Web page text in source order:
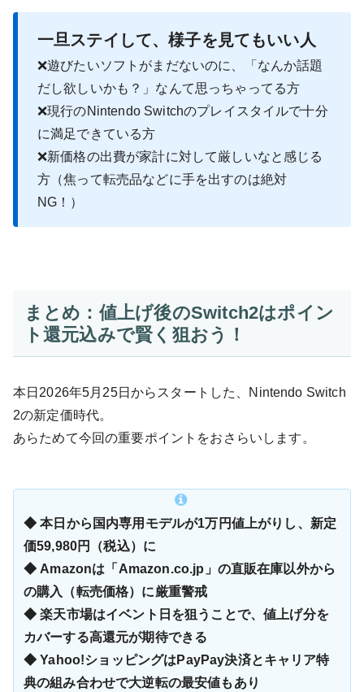
一旦ステイして、様子を見てもいい人
❌遊びたいソフトがまだないのに、「なんか話題
だし欲しいかも？」なんて思っちゃってる方
❌現行のNintendo Switchのプレイスタイルで十分
に満足できている方
❌新価格の出費が家計に対して厳しいなと感じる
方（焦って転売品などに手を出すのは絶対
NG！）
まとめ：値上げ後のSwitch2はポイン
ト還元込みで賢く狙おう！
本日2026年5月25日からスタートした、Nintendo Switch
2の新定価時代。
あらためて今回の重要ポイントをおさらいします。
◆ 本日から国内専用モデルが1万円値上がりし、新定
価59,980円（税込）に
◆ Amazonは「Amazon.co.jp」の直販在庫以外から
の購入（転売価格）に厳重警戒
◆ 楽天市場はイベント日を狙うことで、値上げ分を
カバーする高還元が期待できる
◆ Yahoo!ショッピングはPayPay決済とキャリア特
典の組み合わせで大逆転の最安値もあり